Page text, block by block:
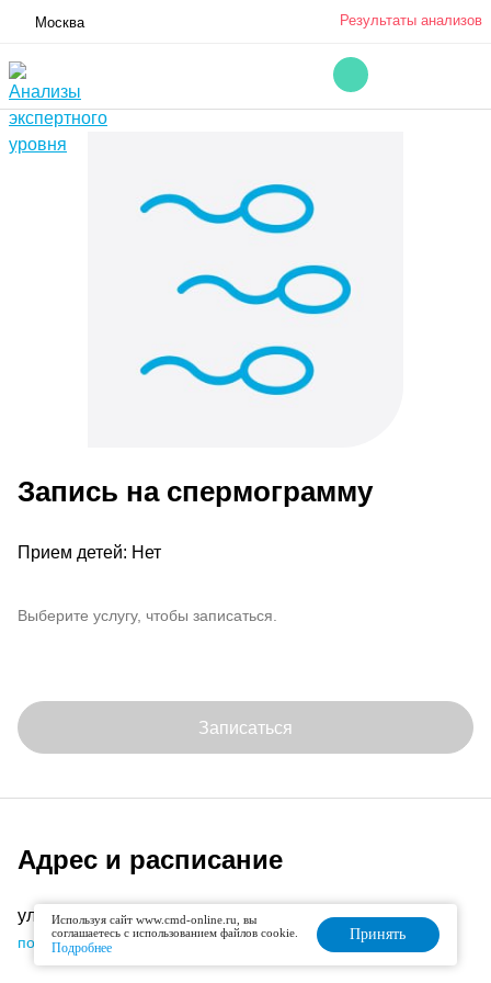
Москва Результаты анализов
Запись на спермограмму
Прием детей: Нет
Выберите услугу, чтобы записаться.
Записаться
Адрес и расписание
ул. Генерала Белова, д. 28, корп. 1
подробнее об офисе
Используя сайт www.cmd-online.ru, вы
соглашаетесь с использованием файлов cookie.
Подробнее
Принять